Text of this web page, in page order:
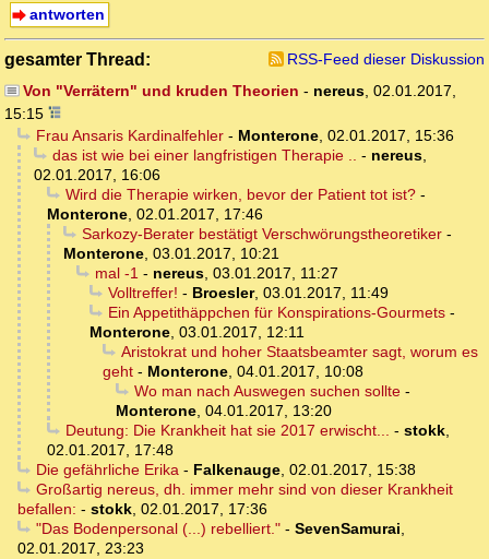
antworten
gesamter Thread:
RSS-Feed dieser Diskussion
Von "Verrätern" und kruden Theorien - nereus, 02.01.2017,
15:15
Frau Ansaris Kardinalfehler- Monterone, 02.01.2017, 15:36
das ist wie bei einer langfristigen Therapie .. - nereus,
02.01.2017, 16:06
Wird die Therapie wirken, bevor der Patient tot ist?-
Monterone, 02.01.2017, 17:46
Sarkozy-Berater bestätigt Verschwörungstheoretiker-
Monterone, 03.01.2017, 10:21
mal -1- nereus, 03.01.2017, 11:27
Volltreffer! - Broesler, 03.01.2017, 11:49
Ein Appetithäppchen für Konspirations-Gourmets-
Monterone, 03.01.2017, 12:11
Aristokrat und hoher Staatsbeamter sagt, worum es
geht - Monterone, 04.01.2017, 10:08
Wo man nach Auswegen suchen sollte-
Monterone, 04.01.2017, 13:20
Deutung: Die Krankheit hat sie 2017 erwischt... - stokk,
02.01.2017, 17:48
Die gefährliche Erika- Falkenauge, 02.01.2017, 15:38
Großartig nereus, dh. immer mehr sind von dieser Krankheit
befallen: - stokk, 02.01.2017, 17:36
"Das Bodenpersonal (...) rebelliert."- SevenSamurai,
02.01.2017, 23:23